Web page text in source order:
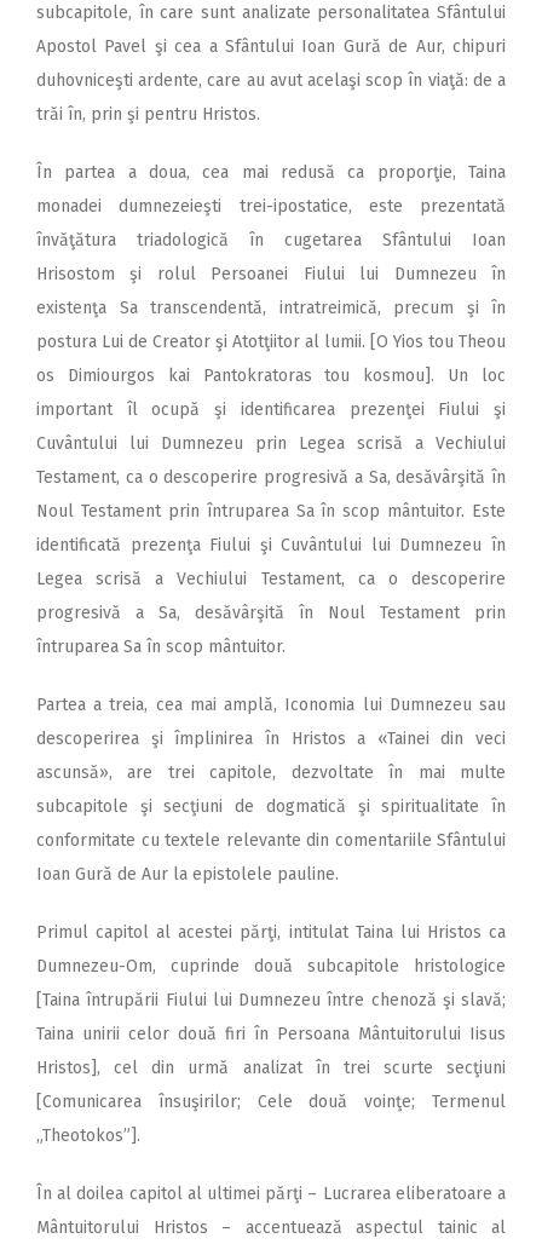
subcapitole, în care sunt analizate personalitatea Sfântului
Apostol Pavel şi cea a Sfântului Ioan Gură de Aur, chipuri
duhovniceşti ardente, care au avut acelaşi scop în viaţă: de a
trăi în, prin şi pentru Hristos.
În partea a doua, cea mai redusă ca proporţie, Taina
monadei dumnezeieşti trei-ipostatice, este prezentată
învăţătura triadologică în cugetarea Sfântului Ioan
Hrisostom şi rolul Persoanei Fiului lui Dumnezeu în
existenţa Sa transcendentă, intratreimică, precum şi în
postura Lui de Creator şi Atotţiitor al lumii. [O Yios tou Theou
os Dimiourgos kai Pantokratoras tou kosmou]. Un loc
important îl ocupă şi identificarea prezenţei Fiului şi
Cuvântului lui Dumnezeu prin Legea scrisă a Vechiului
Testament, ca o descoperire progresivă a Sa, desăvârşită în
Noul Testament prin întruparea Sa în scop mântuitor. Este
identificată prezenţa Fiului şi Cuvântului lui Dumnezeu în
Legea scrisă a Vechiului Testament, ca o descoperire
progresivă a Sa, desăvârşită în Noul Testament prin
întruparea Sa în scop mântuitor.
Partea a treia, cea mai amplă, Iconomia lui Dumnezeu sau
descoperirea şi împlinirea în Hristos a «Tainei din veci
ascunsă», are trei capitole, dezvoltate în mai multe
subcapitole şi secţiuni de dogmatică şi spiritualitate în
conformitate cu textele relevante din comentariile Sfântului
Ioan Gură de Aur la epistolele pauline.
Primul capitol al acestei părţi, intitulat Taina lui Hristos ca
Dumnezeu-Om, cuprinde două subcapitole hristologice
[Taina întrupării Fiului lui Dumnezeu între chenoză şi slavă;
Taina unirii celor două firi în Persoana Mântuitorului Iisus
Hristos], cel din urmă analizat în trei scurte secţiuni
[Comunicarea însuşirilor; Cele două voinţe; Termenul
„Theotokos”].
În al doilea capitol al ultimei părţi – Lucrarea eliberatoare a
Mântuitorului Hristos – accentuează aspectul tainic al